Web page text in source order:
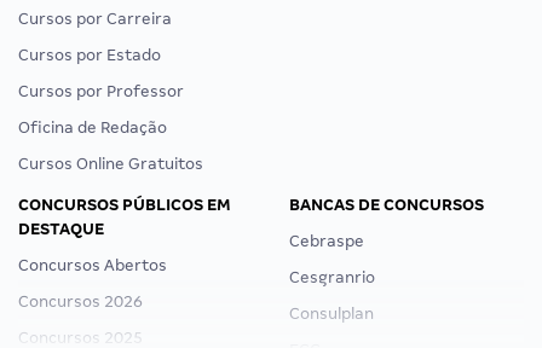
Cursos por Carreira
Cursos por Estado
Cursos por Professor
Oficina de Redação
Cursos Online Gratuitos
CONCURSOS PÚBLICOS EM
DESTAQUE
Concursos Abertos
Concursos 2026
Concursos 2025
BANCAS DE CONCURSOS
Cebraspe
Cesgranrio
Consulplan